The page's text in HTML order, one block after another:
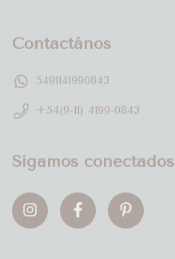
Contactános
5491141990843
+54(9-11) 4199-0843
Sigamos conectados